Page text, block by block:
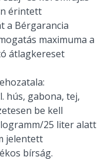
érintett
a Bérgarancia
maximuma a
átlagkereset
hús, gabona, tej,
be kell
25 liter alatt
jelentett
bírság.